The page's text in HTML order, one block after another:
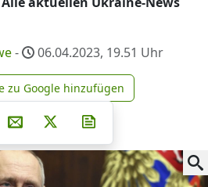
- 06.04.2023, 19.51 Uhr
news.de zu Google
zu Google hinzufügen
auf Facebook
Teilen auf Whatsapp
Teilen auf Telegram
auf Pinterest
Per E-Mail teilen
Post auf X